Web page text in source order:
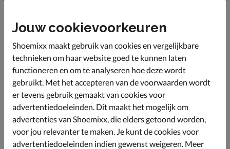
krijgen.
het trekkoord zorgt ervoor dat je sneeuw buiten de
deur kunt houden.
Gevoerd met fake-fur. Dit voelt heerlijk zacht aan en
houdt de voeten warm.
Ook het voetbed heeft een fake-fur upper wat de
voetjes van alle kanten beschermt.
Afgewerkt met een stevige rubberen loopzool.
Jouw cookievoorkeuren
Shoemixx maakt gebruik van cookies en vergelijkbare
technieken om haar website goed te kunnen laten
functioneren en om te analyseren hoe deze wordt
gebruikt. Met het accepteren van de voorwaarden wordt
er tevens gebruik gemaakt van cookies voor
advertentiedoeleinden. Dit maakt het mogelijk om
advertenties van Shoemixx, die elders getoond worden,
voor jou relevanter te maken. Je kunt de cookies voor
advertentiedoeleinden indien gewenst weigeren. Meer